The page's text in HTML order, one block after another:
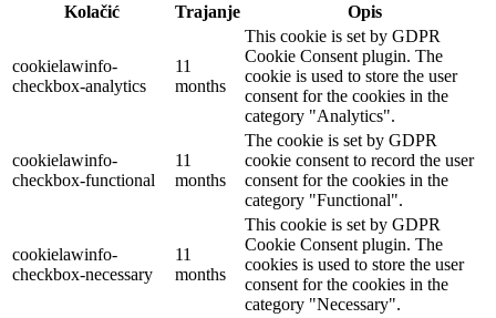
Kolačić
Trajanje Opis
cookielawinfo-
checkbox-analytics
11
months
This cookie is set by GDPR
Cookie Consent plugin. The
cookie is used to store the user
consent for the cookies in the
category "Analytics".
cookielawinfo-
checkbox-functional
11
months
The cookie is set by GDPR
cookie consent to record the user
consent for the cookies in the
category "Functional".
cookielawinfo-
checkbox-necessary
11
months
This cookie is set by GDPR
Cookie Consent plugin. The
cookies is used to store the user
consent for the cookies in the
category "Necessary".